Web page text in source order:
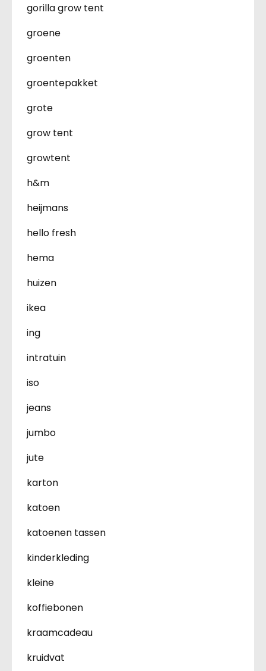
gorilla grow tent
groene
groenten
groentepakket
grote
grow tent
growtent
h&m
heijmans
hello fresh
hema
huizen
ikea
ing
intratuin
iso
jeans
jumbo
jute
karton
katoen
katoenen tassen
kinderkleding
kleine
koffiebonen
kraamcadeau
kruidvat